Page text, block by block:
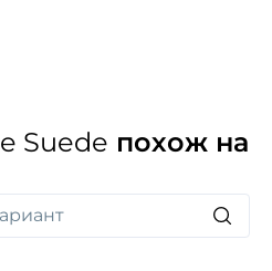
ладана, чая мате, амбры
Suede похож на